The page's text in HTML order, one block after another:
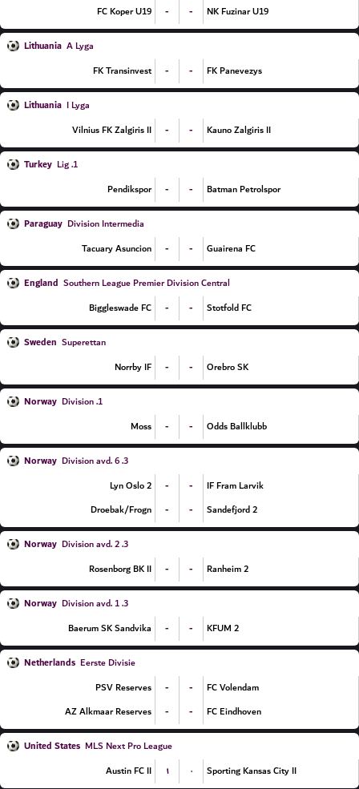
FC Koper U19
- - NK Fuzinar U19
Lithuania A Lyga
FK Transinvest
- - FK Panevezys
Lithuania I Lyga
Vilnius FK Zalgiris II
- - Kauno Zalgiris II
Turkey
1. Lig
Pendikspor
- - Batman Petrolspor
Paraguay Division Intermedia
Tacuary Asuncion
- - Guairena FC
England Southern League Premier Division Central
Biggleswade FC
- - Stotfold FC
Sweden Superettan
Norrby IF
- - Orebro SK
Norway
1. Division
Moss
- - Odds Ballklubb
Norway
3. Division avd. 6
Lyn Oslo 2
- -
IF Fram Larvik
Droebak/Frogn
- - Sandefjord 2
Norway
3. Division avd. 2
Rosenborg BK II
- - Ranheim 2
Norway
3. Division avd. 1
Baerum SK Sandvika
- - KFUM 2
Netherlands Eerste Divisie
PSV Reserves
- -
FC Volendam
AZ Alkmaar Reserves
- - FC Eindhoven
United States MLS Next Pro League
Austin FC II
۱ ۰ Sporting Kansas City II